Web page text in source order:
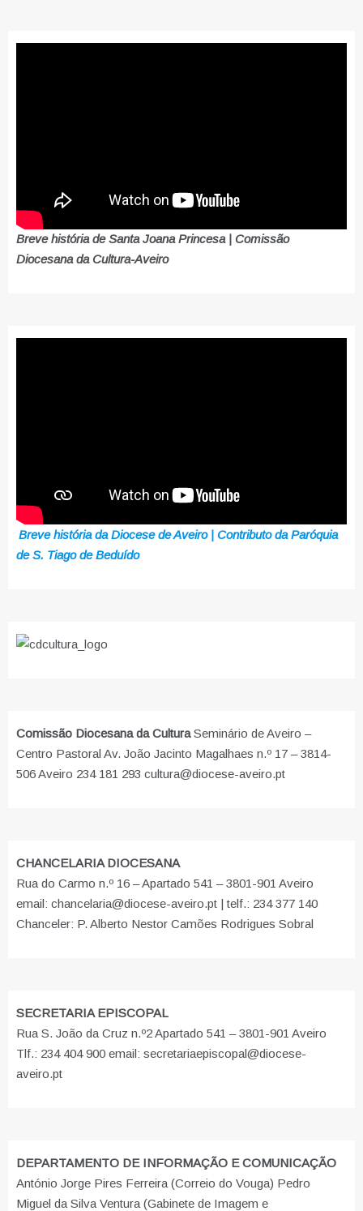
Breve história de Santa Joana Princesa | Comissão
Diocesana da Cultura-Aveiro
Breve história da Diocese de Aveiro | Contributo da Paróquia
de S. Tiago de Beduído
Comissão Diocesana da CulturaSeminário de Aveiro –
Centro Pastoral Av. João Jacinto Magalhaes n.º 17 – 3814-
506 Aveiro 234 181 293 cultura@diocese-aveiro.pt
CHANCELARIA DIOCESANA
Rua do Carmo n.º 16 – Apartado 541 – 3801-901 Aveiro
email: chancelaria@diocese-aveiro.pt | telf.: 234 377 140
Chanceler: P. Alberto Nestor Camões Rodrigues Sobral
SECRETARIA EPISCOPAL
Rua S. João da Cruz n.º2 Apartado 541 – 3801-901 Aveiro
Tlf.: 234 404 900 email: secretariaepiscopal@diocese-
aveiro.pt
DEPARTAMENTO DE INFORMAÇÃO E COMUNICAÇÃO
António Jorge Pires Ferreira (Correio do Vouga) Pedro
Miguel da Silva Ventura (Gabinete de Imagem e